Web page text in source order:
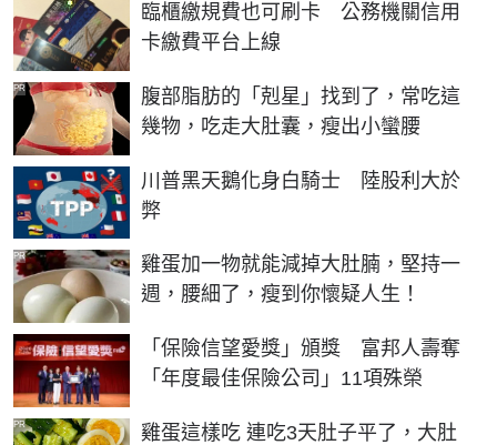
臨櫃繳規費也可刷卡 公務機關信用
卡繳費平台上線
腹部脂肪的「剋星」找到了，常吃這
幾物，吃走大肚囊，瘦出小蠻腰
PR
川普黑天鵝化身白騎士 陸股利大於
弊
雞蛋加一物就能減掉大肚腩，堅持一
週，腰細了，瘦到你懷疑人生！
PR
「保險信望愛獎」頒獎 富邦人壽奪
「年度最佳保險公司」11項殊榮
雞蛋這樣吃 連吃3天肚子平了，大肚
PR